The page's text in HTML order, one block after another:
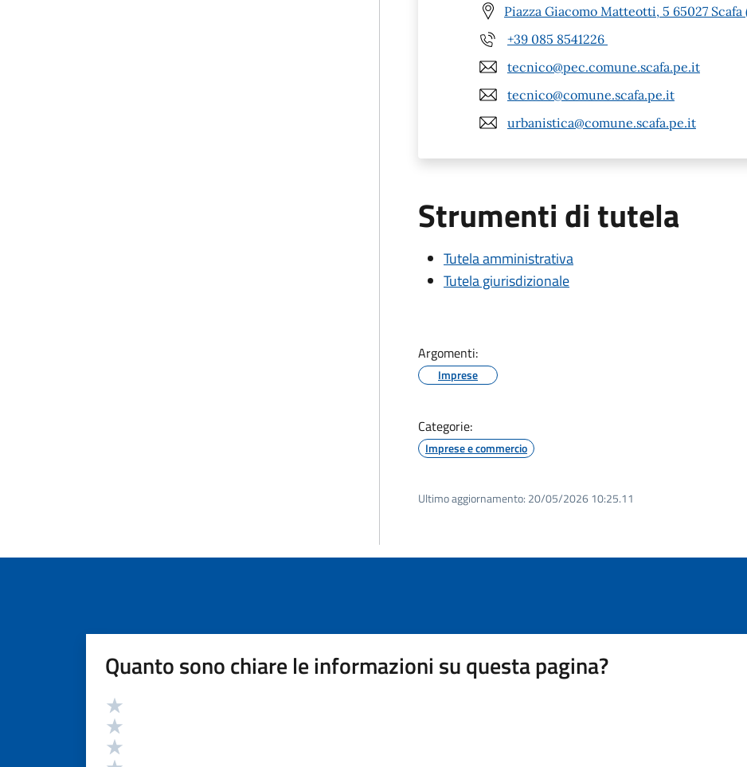
Piazza Giacomo Matteotti, 5 65027 Scafa
+39 085 8541226
tecnico@pec.comune.scafa.pe.it
tecnico@comune.scafa.pe.it
urbanistica@comune.scafa.pe.it
Strumenti di tutela
Tutela amministrativa
Tutela giurisdizionale
Argomenti:
Imprese
Categorie:
Imprese e commercio
Ultimo aggiornamento: 20/05/2026 10:25.11
Quanto sono chiare le informazioni su questa pagina?
Valutazione